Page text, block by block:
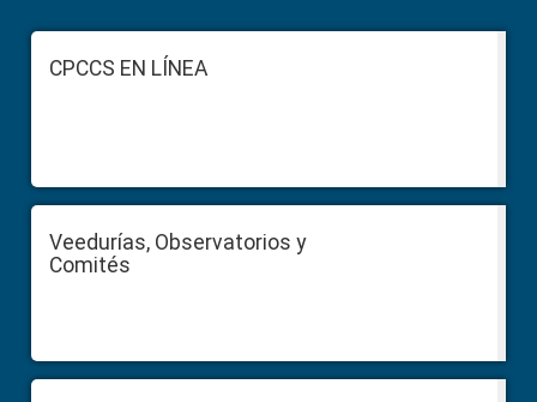
FooterCPCCS EN LÍNEA
Veedurías, Observatorios y
Comités